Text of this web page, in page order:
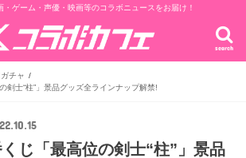
・ゲーム・声優・映画等のコラボニュースをお届け！
search
チャ
剣士“柱”」景品グッズ全ラインナップ解禁!
じ「最高位の剣士“柱”」景品